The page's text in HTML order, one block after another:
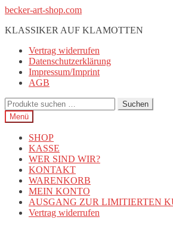
Zur
springen
Zum
springen
becker-art-shop.com
KLASSIKER AUF KLAMOTTEN
Vertrag widerrufen
Datenschutzerklärung
Impressum/Imprint
AGB
Suchen
nach:
Suchen
Menü
SHOP
KASSE
WER SIND WIR?
KONTAKT
WARENKORB
MEIN KONTO
AUSGANG ZUR LIMITIERTEN
Vertrag widerrufen